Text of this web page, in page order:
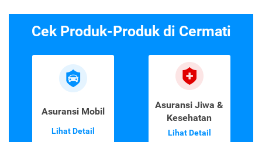
Cek Produk-Produk di Cermati
Asuransi Mobil
Lihat Detail
Asuransi Jiwa &
Kesehatan
Lihat Detail